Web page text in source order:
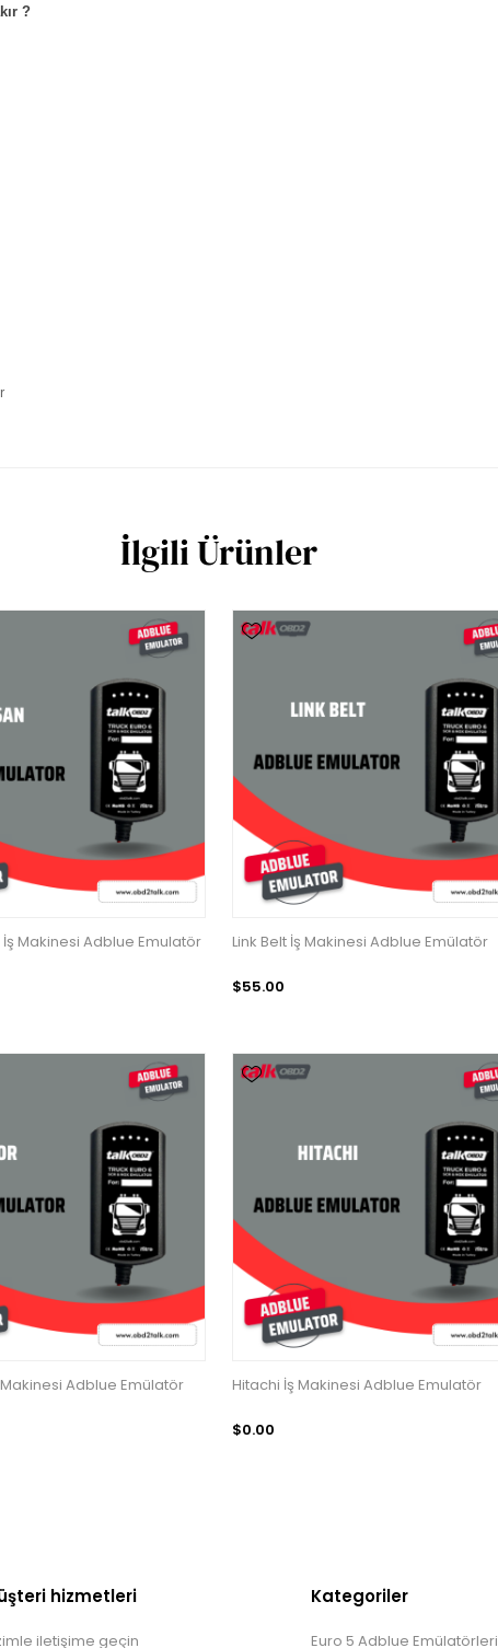
?
İlgili Ürünler
Makinesi Adblue Emulatör Link Belt İş Makinesi Adblue Emülatör
$55.00
Adblue Emülatör Hitachi İş Makinesi Adblue Emulatör
$0.00
hizmetleri
iletişime geçin
Kategoriler
Euro 5 Adblue Emülatörleri